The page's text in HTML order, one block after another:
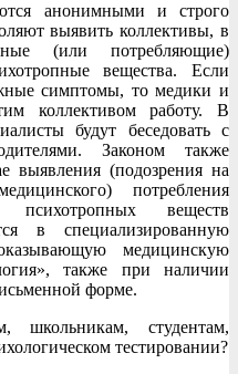
анонимными и строго
выявить коллективы, в
(или потребляющие)
вещества. Если
симптомы, то медики и
коллективом работу. В
будут беседовать с
Законом также
выявления (подозрения на
потребления
веществ
в специализированную
медицинскую
также при наличии
форме.
школьникам, студентам,
тестировании?